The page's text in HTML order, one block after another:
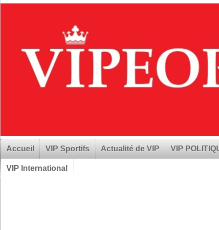
Accueil VIP Sportifs Actualité de VIP VIP
VIP International